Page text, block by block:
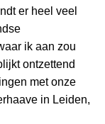
er heel veel
ik aan zou
ontzettend
met onze
in Leiden,